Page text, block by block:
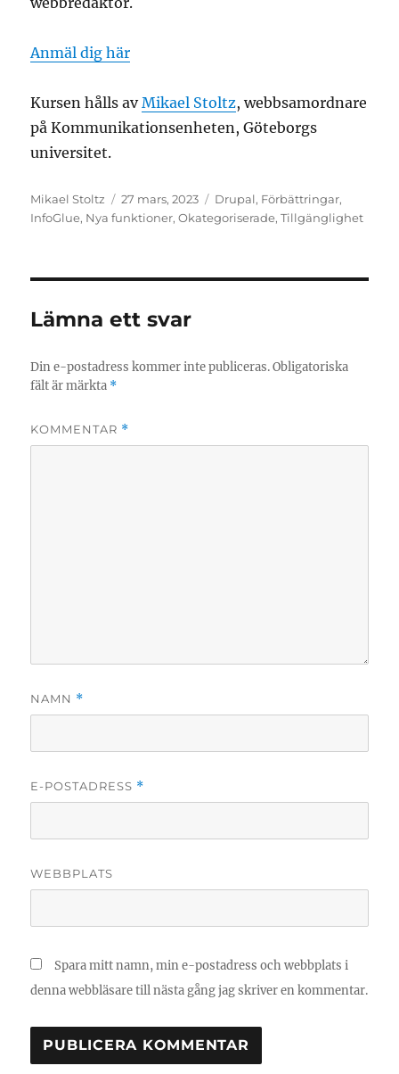
Anmäl dig här
Kursen hålls avMikael Stoltz, webbsamordnare
på Kommunikationsenheten, Göteborgs
universitet.
Författare
Mikael Stoltz Postat
27 mars, 2023 Kategorier
Drupal, Förbättringar,
InfoGlue, Nya funktioner,Okategoriserade,Tillgänglighet
Lämna ett svar
Din e-postadress kommer inte publiceras. Obligatoriska
fält är märkta *
KOMMENTAR *
NAMN *
E-POSTADRESS *
WEBBPLATS
Spara mitt namn, min e-postadress och webbplats i
denna webbläsare till nästa gång jag skriver en kommentar.